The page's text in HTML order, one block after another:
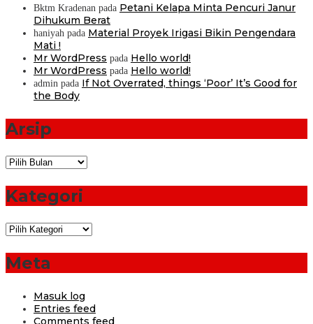
Bktm Kradenan pada Petani Kelapa Minta Pencuri Janur
Dihukum Berat
haniyah pada Material Proyek Irigasi Bikin Pengendara
Mati !
Mr WordPress pada Hello world!
Mr WordPress pada Hello world!
admin pada If Not Overrated, things ‘Poor’ It’s Good for
the Body
Arsip
Arsip
Kategori
Kategori
Meta
Masuk log
Entries feed
Comments feed